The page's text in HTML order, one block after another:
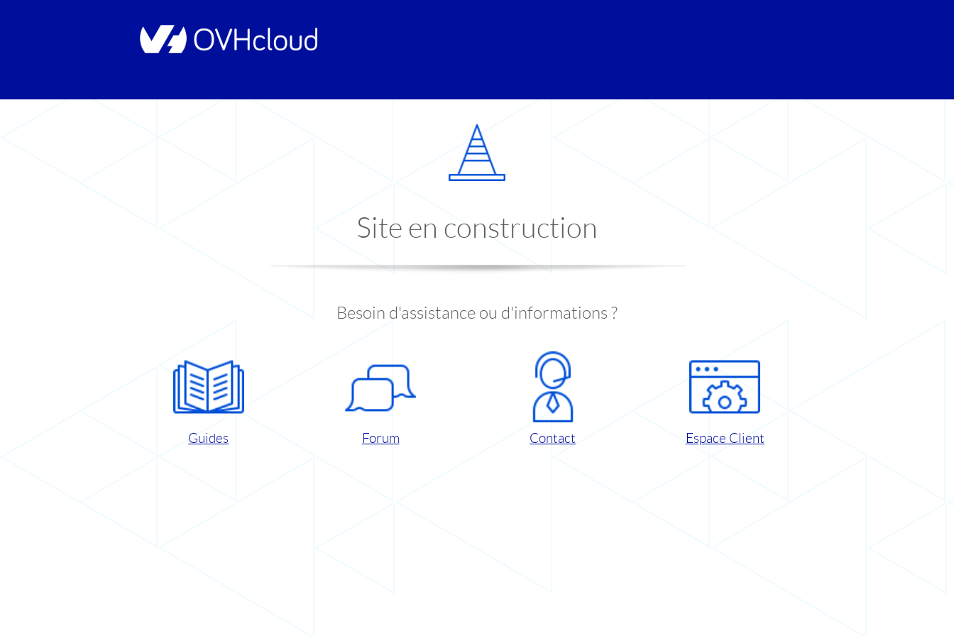
Site en construction
Besoin d'assistance ou d'informations ?
Guides Forum Contact Espace Client